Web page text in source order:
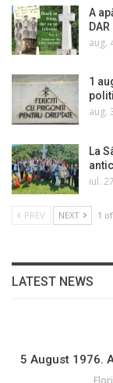
A
aug.
1
aug.
La
iul.
PREV NEXT 1
LATEST NEWS
5 August 1976.